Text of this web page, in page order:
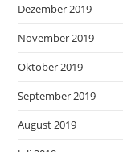
Dezember 2019
November 2019
Oktober 2019
September 2019
August 2019